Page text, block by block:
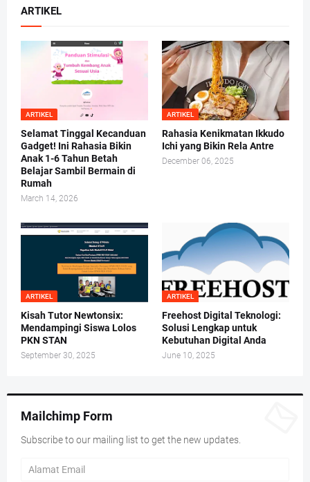
ARTIKEL
ARTIKEL
Selamat Tinggal Kecanduan
Gadget! Ini Rahasia Bikin
Anak 1-6 Tahun Betah
Belajar Sambil Bermain di
Rumah
March 14, 2026
ARTIKEL
Rahasia Kenikmatan Ikkudo
Ichi yang Bikin Rela Antre
December 06, 2025
ARTIKEL
Kisah Tutor Newtonsix:
Mendampingi Siswa Lolos
PKN STAN
September 30, 2025
ARTIKEL
Freehost Digital Teknologi:
Solusi Lengkap untuk
Kebutuhan Digital Anda
June 10, 2025
Mailchimp Form
Subscribe to our mailing list to get the new updates.